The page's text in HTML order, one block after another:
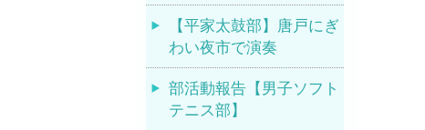
【平家太鼓部】唐戸にぎ
わい夜市で演奏
部活動報告【男子ソフト
テニス部】